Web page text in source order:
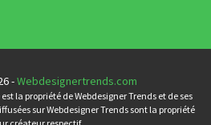
-Webdesignertrends.com
la propriété de Webdesigner Trends et de ses
sur Webdesigner Trends sont la propriété